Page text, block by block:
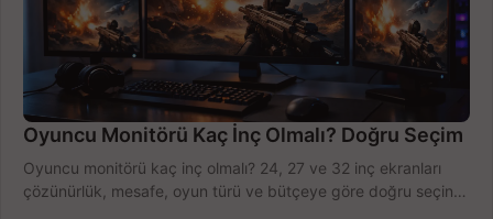
Oyuncu Monitörü Kaç İnç Olmalı? Doğru Seçim
Oyuncu monitörü kaç inç olmalı? 24, 27 ve 32 inç ekranları
çözünürlük, mesafe, oyun türü ve bütçeye göre doğru seçin,